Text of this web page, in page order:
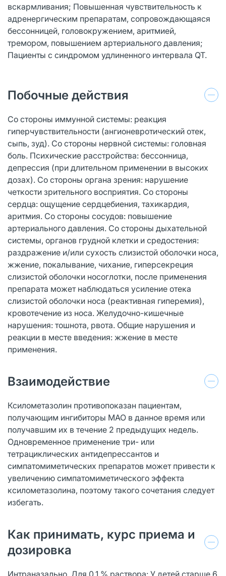
вскармливания; Повышенная чувствительность к
адренергическим препаратам, сопровождающаяся
бессонницей, головокружением, аритмией,
тремором, повышением артериального давления;
Пациенты с синдромом удлиненного интервала QT.
Побочные действия
Со стороны иммунной системы: реакция
гиперчувствительности (ангионевротический отек,
сыпь, зуд). Со стороны нервной системы: головная
боль. Психические расстройства: бессонница,
депрессия (при длительном применении в высоких
дозах). Со стороны органа зрения: нарушение
четкости зрительного восприятия. Со стороны
сердца: ощущение сердцебиения, тахикардия,
аритмия. Со стороны сосудов: повышение
артериального давления. Со стороны дыхательной
системы, органов грудной клетки и средостения:
раздражение и/или сухость слизистой оболочки носа,
жжение, покалывание, чихание, гиперсекреция
слизистой оболочки носоглотки, после применения
препарата может наблюдаться усиление отека
слизистой оболочки носа (реактивная гиперемия),
кровотечение из носа. Желудочно-кишечные
нарушения: тошнота, рвота. Общие нарушения и
реакции в месте введения: жжение в месте
применения.
Взаимодействие
Ксилометазолин противопоказан пациентам,
получающим ингибиторы МАО в данное время или
получавшим их в течение 2 предыдущих недель.
Одновременное применение три- или
тетрациклических антидепрессантов и
симпатомиметических препаратов может привести к
увеличению симпатомиметического эффекта
ксилометазолина, поэтому такого сочетания следует
избегать.
Как принимать, курс приема и
дозировка
Интраназально. Для 0,1 % раствора: У детей старше 6